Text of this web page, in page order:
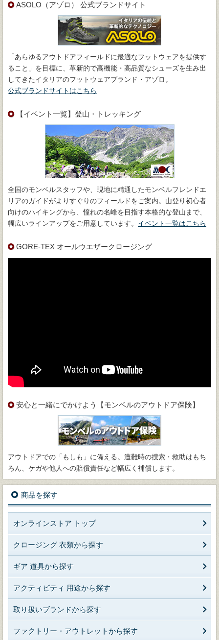
ASOLO（アゾロ） 公式ブランドサイト
「あらゆるアウトドアフィールドに最適なフットウェアを提供す
ること」を目標に、革新的で高機能・高品質なシューズを生み出
してきたイタリアのフットウェアブランド・アゾロ。
公式ブランドサイトはこちら
【イベント一覧】登山・トレッキング
全国のモンベルスタッフや、現地に精通したモンベルフレンドエ
リアのガイドがよりすぐりのフィールドをご案内。山登り初心者
向けのハイキングから、憧れの名峰を目指す本格的な登山まで、
幅広いラインアップをご用意しています。 イベント一覧はこちら
GORE-TEX オールウエザークロージング
安心と一緒にでかけよう【モンベルのアウトドア保険】
アウトドアでの「もしも」に備える。遭難時の捜索・救助はもち
ろん、ケガや他人への賠償責任など幅広く補償します。
商品を探す
オンラインストア トップ
クロージング 衣類から探す
ギア 道具から探す
アクティビティ 用途から探す
取り扱いブランドから探す
ファクトリー・アウトレットから探す